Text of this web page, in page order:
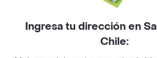
07:00:00
Ingresa tu dirección en
Chile: